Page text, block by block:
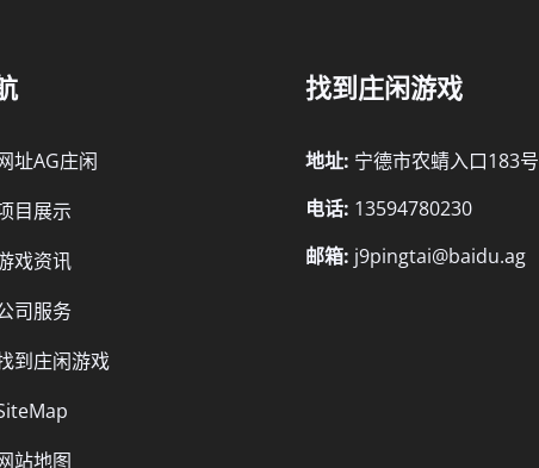
址AG庄闲
目展示
戏资讯
司服务
到庄闲游戏
站地图
找到庄闲游戏
地址: 宁德市农蜻入口183号
电话: 13594780230
邮箱: j9pingtai@baidu.ag